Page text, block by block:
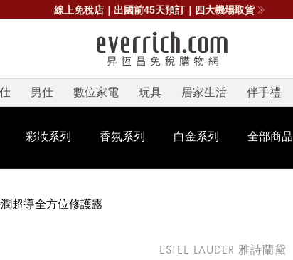
線上免稅店｜出國前45天預訂｜四大機場取貨
男仕 數位家電 玩具 居家生活 伴手禮
彩妝系列 香氛系列 白金系列 全部商品
超導全方位修護露
ESTEE LAUDER 雅詩蘭黛